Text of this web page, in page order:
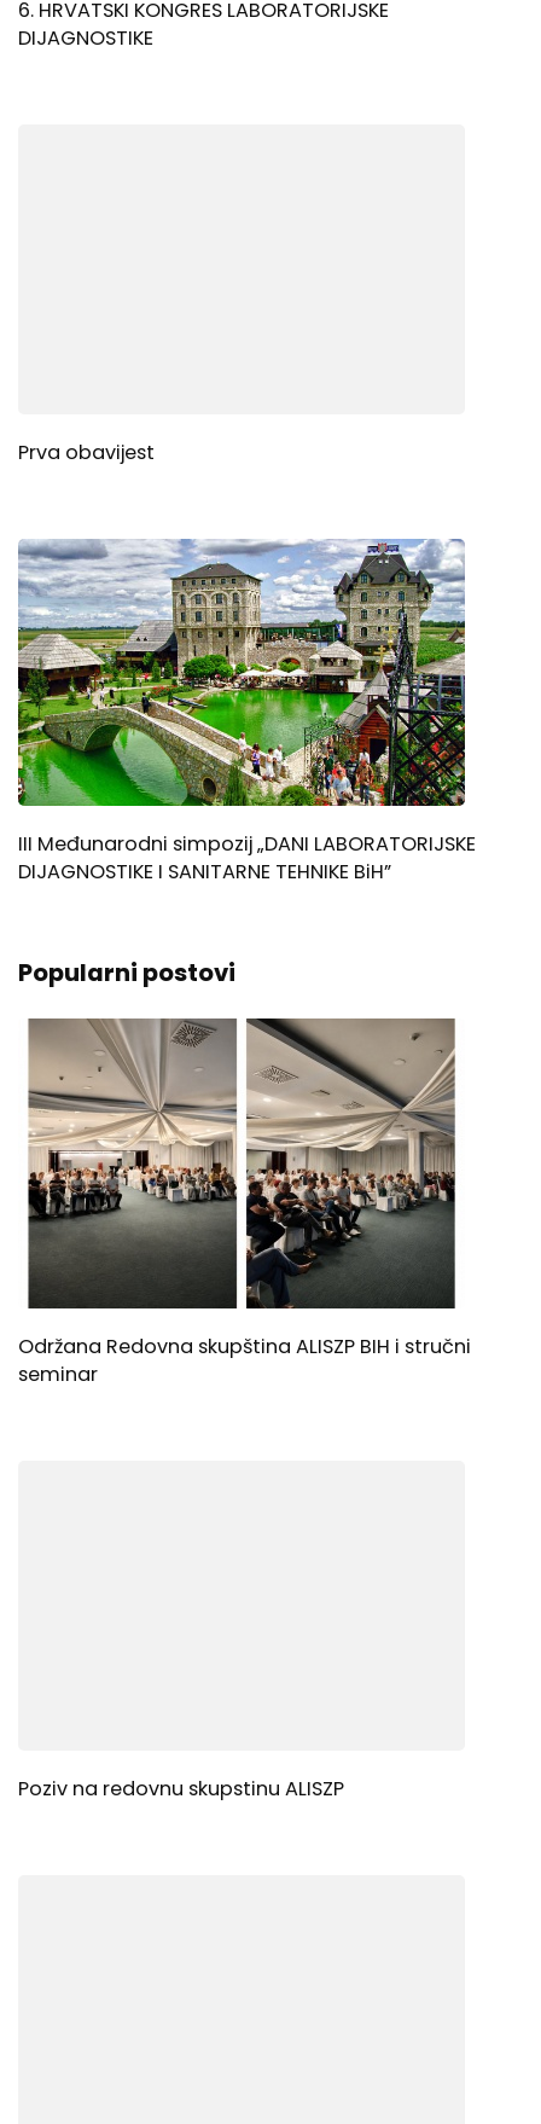
6. HRVATSKI KONGRES LABORATORIJSKE
DIJAGNOSTIKE
Prva obavijest
III Međunarodni simpozij „DANI LABORATORIJSKE
DIJAGNOSTIKE I SANITARNE TEHNIKE BiH”
Popularni postovi
Održana Redovna skupština ALISZP BIH i stručni
seminar
Poziv na redovnu skupstinu ALISZP